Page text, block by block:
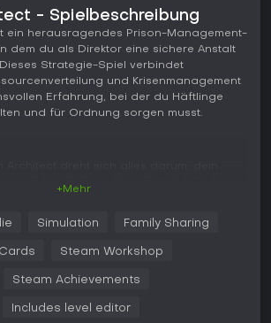
- Spielbeschreibung
ein herausragendes Prison-Management-
dem du als Direktor eine sichere Anstalt
Strategie-Spiel verbindet
und Krisenmanagement
Erfahrung, bei der du Häftlinge
und für Ordnung sorgen musst.
Zellenbau, Personalanstellung und
um Ausbrüche oder Unruhen zu
Therapieprogramme, Arbeitspläne
+Mehr
Simulation Family Sharing
Steam Workshop
Steam Achievements
Includes level editor